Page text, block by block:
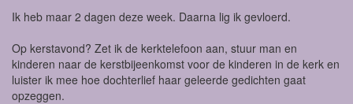
Ik heb maar 2 dagen deze week. Daarna lig ik gevloerd.
Op kerstavond? Zet ik de kerktelefoon aan, stuur man en
kinderen naar de kerstbijeenkomst voor de kinderen in de kerk en
luister ik mee hoe dochterlief haar geleerde gedichten gaat
opzeggen.